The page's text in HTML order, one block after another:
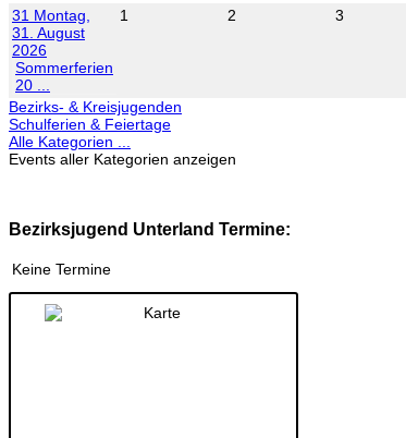
31 Montag,
31. August
2026
Sommerferien
20 ...
1 2 3
Bezirks- & Kreisjugenden
Schulferien & Feiertage
Alle Kategorien ...
Events aller Kategorien anzeigen
Bezirksjugend Unterland Termine:
Keine Termine